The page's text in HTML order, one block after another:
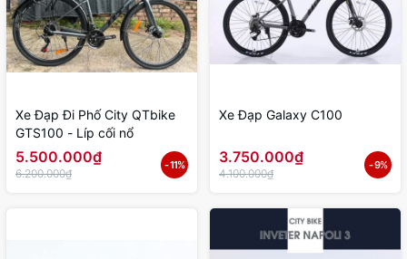
Xe Đạp Đi Phố City QTbike
GTS100 - Líp cối nổ
5.500.000₫
6.200.000₫
- 11%
Xe Đạp Galaxy C100
3.750.000₫
4.100.000₫
- 9%